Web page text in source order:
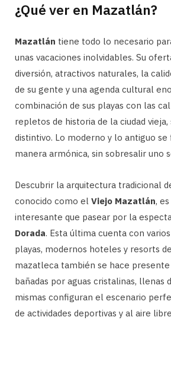
¿Qué ver en Mazatlán?
Mazatlán tiene todo lo necesario
unas vacaciones inolvidables. Su
diversión, atractivos naturales, la
de su gente y una agenda cultural
combinación de sus playas con las
repletos de historia de la ciudad
distintivo. Lo moderno y lo antiguo se
manera armónica, sin sobresalir uno
Descubrir la arquitectura tradicional
conocido como el Viejo Mazatlán,
interesante que pasear por la
Dorada. Esta última cuenta con
playas, modernos hoteles y resorts
mazatleca también se hace presente
bañadas por aguas cristalinas, llenas
mismas configuran el escenario
de actividades deportivas y al aire